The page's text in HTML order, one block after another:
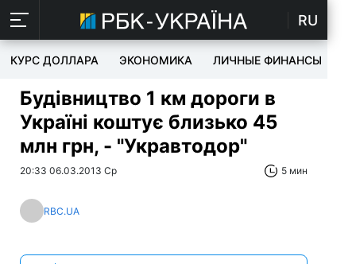
RU
КУРС ДОЛЛАРА ЭКОНОМИКА ЛИЧНЫЕ ФИНАНСЫ
Будівництво 1 км дороги в
Україні коштує близько 45
млн грн, - "Укравтодор"
20:33 06.03.2013 Ср 5 мин
RBC.UA